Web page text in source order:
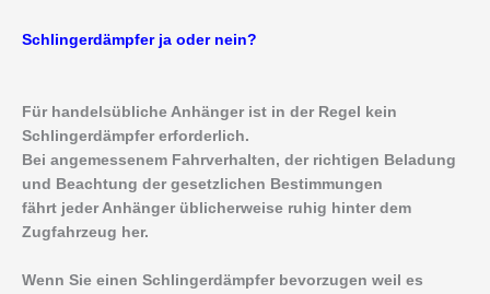
Schlingerdämpfer ja oder nein?
Für handelsübliche Anhänger ist in der Regel kein
Schlingerdämpfer erforderlich.
Bei angemessenem Fahrverhalten, der richtigen Beladung
und Beachtung der gesetzlichen Bestimmungen
fährt jeder Anhänger üblicherweise ruhig hinter dem
Zugfahrzeug her.
Wenn Sie einen Schlingerdämpfer bevorzugen weil es